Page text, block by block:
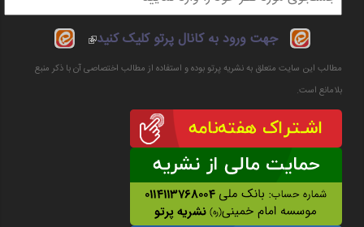
جهت ورود به کانال پرتو کلیک کنید
(link is
external)
مطالب این سایت متعلق به نشریه پرتو بوده و استفاده از مطالب اختصاصی آن با ذکر منبع
بلامانع است.